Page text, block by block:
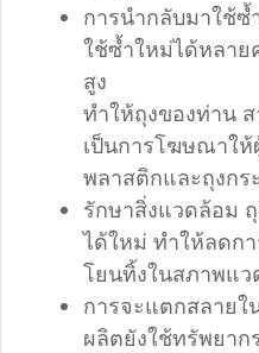
การนำกลับมาใช้ซ้
ใช้ซ้ำใหม่ได้หลาย
สูง
ทำให้ถุงของท่าน
เป็นการโฆษณาให้
พลาสติกและถุงกร
รักษาสิ่งแวดล้อม
ได้ใหม่ ทำให้ลดก
โยนทิ้งในสภาพแว
การจะแตกสลายใ
ผลิตยังใช้ทรัพยาก